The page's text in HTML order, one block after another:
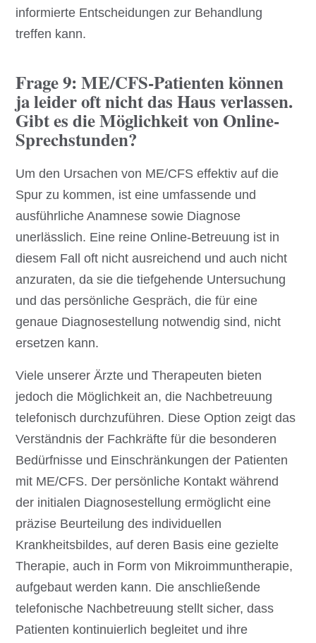
informierte Entscheidungen zur Behandlung
treffen kann.
Frage 9: ME/CFS-Patienten können
ja leider oft nicht das Haus verlassen.
Gibt es die Möglichkeit von Online-
Sprechstunden?
Um den Ursachen von ME/CFS effektiv auf die
Spur zu kommen, ist eine umfassende und
ausführliche Anamnese sowie Diagnose
unerlässlich. Eine reine Online-Betreuung ist in
diesem Fall oft nicht ausreichend und auch nicht
anzuraten, da sie die tiefgehende Untersuchung
und das persönliche Gespräch, die für eine
genaue Diagnosestellung notwendig sind, nicht
ersetzen kann.
Viele unserer Ärzte und Therapeuten bieten
jedoch die Möglichkeit an, die Nachbetreuung
telefonisch durchzuführen. Diese Option zeigt das
Verständnis der Fachkräfte für die besonderen
Bedürfnisse und Einschränkungen der Patienten
mit ME/CFS. Der persönliche Kontakt während
der initialen Diagnosestellung ermöglicht eine
präzise Beurteilung des individuellen
Krankheitsbildes, auf deren Basis eine gezielte
Therapie, auch in Form von Mikroimmuntherapie,
aufgebaut werden kann. Die anschließende
telefonische Nachbetreuung stellt sicher, dass
Patienten kontinuierlich begleitet und ihre